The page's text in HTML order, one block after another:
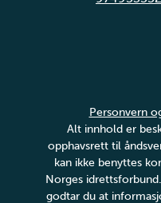
Personvern
Alt innhold er
opphavsrett til
kan ikke benyttes
Norges
godtar du at